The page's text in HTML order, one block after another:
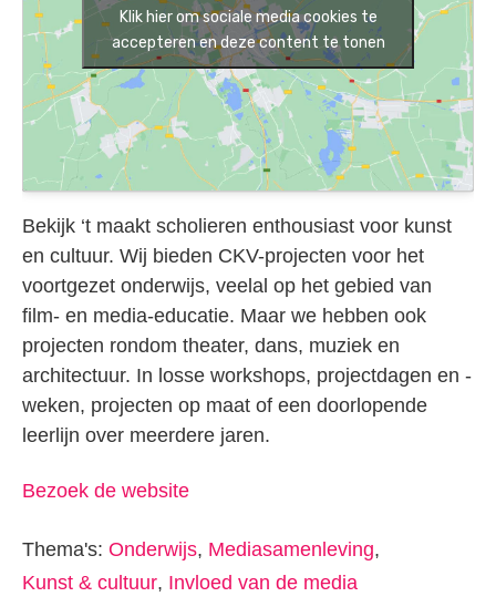
Klik hier om sociale media cookies te
accepteren en deze content te tonen
Bekijk ‘t maakt scholieren enthousiast voor kunst
en cultuur. Wij bieden CKV-projecten voor het
voortgezet onderwijs, veelal op het gebied van
film- en media-educatie. Maar we hebben ook
projecten rondom theater, dans, muziek en
architectuur. In losse workshops, projectdagen en -
weken, projecten op maat of een doorlopende
leerlijn over meerdere jaren.
Bezoek de website
Thema's: Onderwijs, Mediasamenleving,
Kunst & cultuur, Invloed van de media